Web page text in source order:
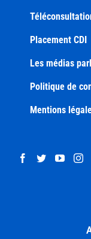
Placement CDI
Les médias
Politique de
Mentions